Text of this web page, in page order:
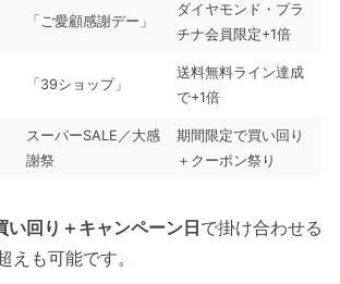
「ご愛顧感謝デー」
ダイヤモンド・プラ
チナ会員限定+1倍
「39ショップ」
送料無料ライン達成
で+1倍
スーパーSALE／大感
謝祭
期間限定で買い回り
＋クーポン祭り
い回り＋キャンペーン日で掛け合わせる
えも可能です。